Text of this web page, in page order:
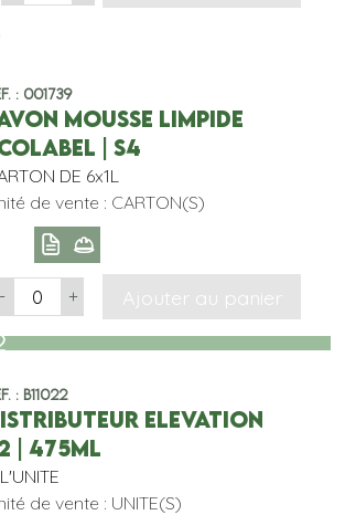
: 001739
MOUSSE LIMPIDE
| S4
DE 6x1L
de vente : CARTON(S)
- + Ajouter au panier
: B11022
ELEVATION
| 475ML
de vente : UNITE(S)